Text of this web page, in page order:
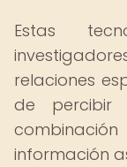
Estas
relaciones
de percibir
información